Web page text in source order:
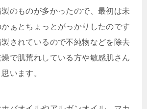
のものが多かったので、最初は未
ぁとちょっとがっかりしたのです
されているので不純物などを除去
燥で肌荒れしている方や敏感肌さん
思います。